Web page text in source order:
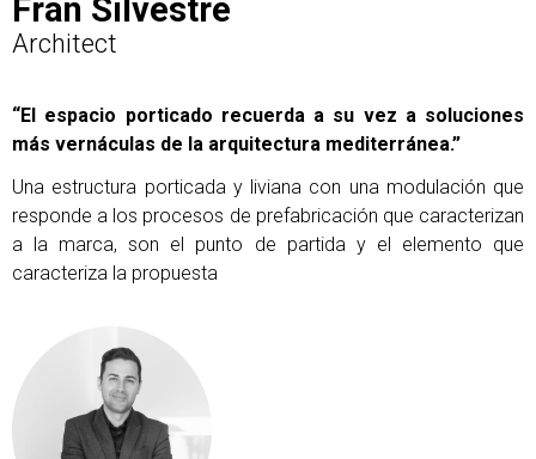
Fran Silvestre
Architect
“El espacio porticado recuerda a su vez a soluciones
más vernáculas de la arquitectura mediterránea.”
Una estructura porticada y liviana con una modulación que
responde a los procesos de prefabricación que caracterizan
a la marca, son el punto de partida y el elemento que
caracteriza la propuesta